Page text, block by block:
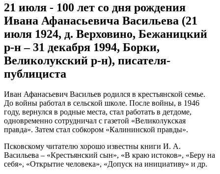
21 июля - 100 лет со дня рождения
Ивана Афанасьевича Васильева (21
июля 1924, д. Верховино, Бежаницкий
р-н – 31 декабря 1994, Борки,
Великолукский р-н), писателя-
публициста
Иван Афанасьевич Васильев родился в крестьянской семье.
До войны работал в сельской школе. После войны, в 1946
году, вернулся в родные места, стал работать в детдоме,
одновременно сотрудничал с газетой «Великолукская
правда». Затем стал собкором «Калининской правды».
Псковскому читателю хорошо известны книги И. А.
Васильева – «Крестьянский сын», «В краю истоков», «Беру на
себя», «Открытие человека», «Допуск на инициативу» и др.